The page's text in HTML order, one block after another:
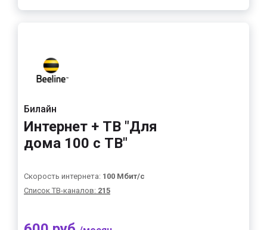
Билайн
Интернет + ТВ "Для
дома 100 с ТВ"
Скорость интернета: 100 Мбит/с
Список ТВ-каналов: 215